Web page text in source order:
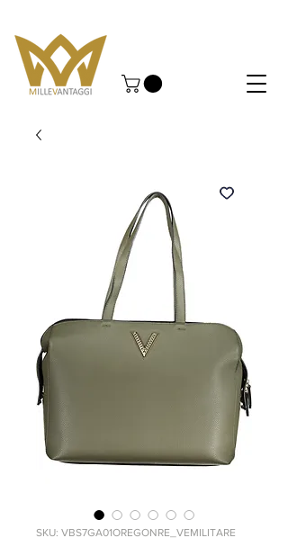
SKU: VBS7GA01OREGONRE_VEMILITARE